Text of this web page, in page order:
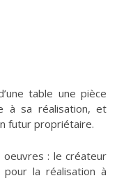
table une pièce
à sa réalisation, et
futur propriétaire.
oeuvres : le créateur
pour la réalisation à